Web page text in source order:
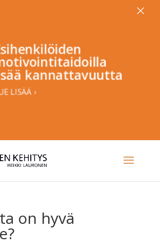
on hyvä
kannattavuutta
LISÄÄ ›
×